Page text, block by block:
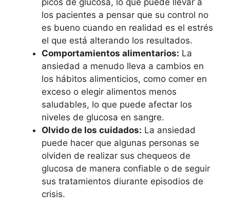
los pacientes a pensar que su control no
es bueno cuando en realidad es el estrés
el que está alterando los resultados.
Comportamientos alimentarios: La
ansiedad a menudo lleva a cambios en
los hábitos alimenticios, como comer en
exceso o elegir alimentos menos
saludables, lo que puede afectar los
niveles de glucosa en sangre.
Olvido de los cuidados: La ansiedad
puede hacer que algunas personas se
olviden de realizar sus chequeos de
glucosa de manera confiable o de seguir
sus tratamientos diurante episodios de
crisis.